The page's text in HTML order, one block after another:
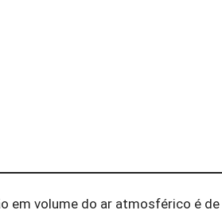
em volume do ar atmosférico é